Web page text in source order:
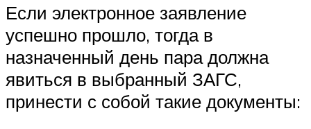
Если электронное заявление
успешно прошло, тогда в
назначенный день пара должна
явиться в выбранный ЗАГС,
принести с собой такие документы: